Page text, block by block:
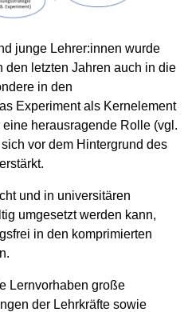
junge Lehrer:innen wurde
den letzten Jahren auch in die
in den
Experiment als Kernelement
herausragende Rolle (vgl.
vor dem Hintergrund des
und in universitären
umgesetzt werden kann,
in den komprimierten
Lernvorhaben große
der Lehrkräfte sowie